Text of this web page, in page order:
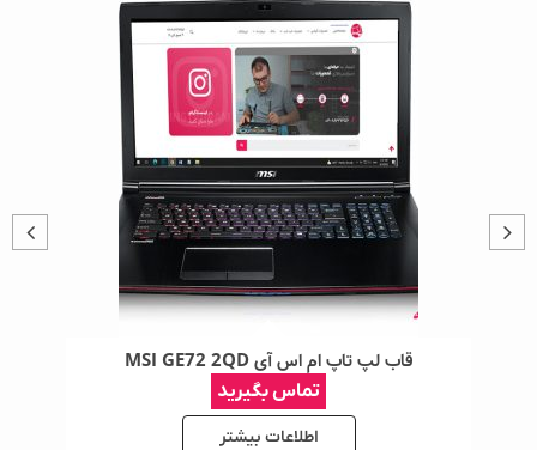
قاب لپ تاپ ام اس آی MSI GE72 2QD
تماس بگیرید
اطلاعات بیشتر